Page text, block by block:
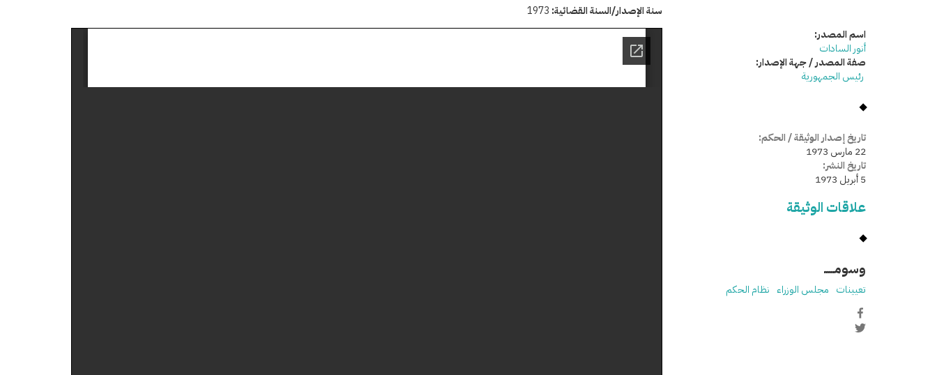
سنة الإصدار/السنة القضائية: 1973
اسم المصدر:
أنور السادات
صفة المصدر / جهة الإصدار:
رئيس الجمهورية
تاريخ إصدار الوثيقة / الحكم:
22 مارس 1973
تاريخ النشر:
5 أبريل 1973
علاقات الوثيقة
وسومـــــ
تعيينات مجلس الوزراء نظام الحكم